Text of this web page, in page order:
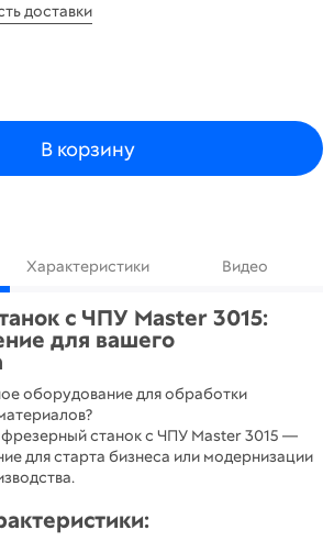
доставки
В корзину
Характеристики Видео
с ЧПУ Master 3015:
для вашего
оборудование для обработки
станок с ЧПУ Master 3015 —
для старта бизнеса или модернизации